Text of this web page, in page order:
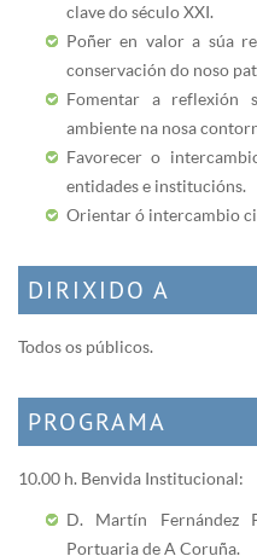
clave do século XXI.
Poñer en valor a súa
conservación do noso
Fomentar a reflexión
ambiente na nosa
Favorecer o
entidades e institucións.
Orientar ó intercambio
DIRIXIDO A
Todos os públicos.
PROGRAMA
10.00 h. Benvida Institucional:
D. Martín Fernández
Portuaria de A Coruña.